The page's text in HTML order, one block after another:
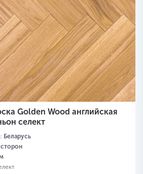
Golden Wood английская
селект
Беларусь